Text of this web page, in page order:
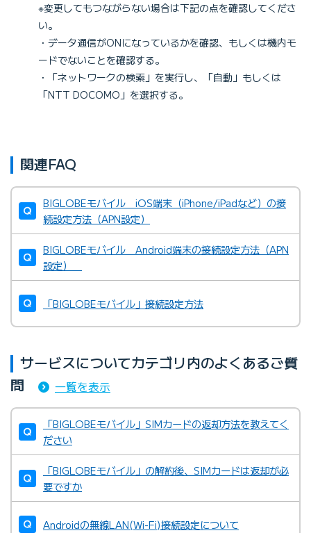
※変更してもつながらない場合は下記の点を確認してくださ
い。
・データ通信がONになっているかを確認、もしくは機内モ
ードでないことを確認する。
・「ネットワークの検索」を実行し、「自動」もしくは
「NTT DOCOMO」を選択する。
関連FAQ
BIGLOBEモバイル iOS端末（iPhone/iPadなど）の接
続設定方法（APN設定）
BIGLOBEモバイル Android端末の接続設定方法（APN
設定）
「BIGLOBEモバイル」接続設定方法
サービスについてカテゴリ内のよくあるご質
問
一覧を表示
「BIGLOBEモバイル」SIMカードの返却方法を教えてく
ださい
「BIGLOBEモバイル」の解約後、SIMカードは返却が必
要ですか
Androidの無線LAN(Wi-Fi)接続設定について